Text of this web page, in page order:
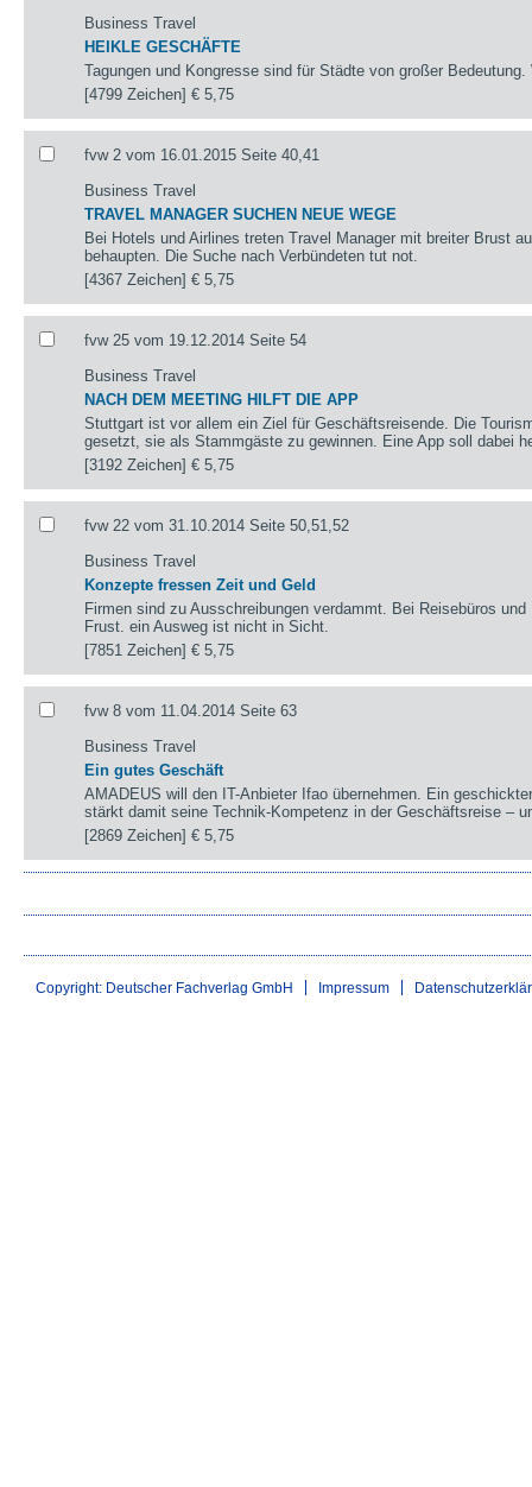
Business Travel
HEIKLE GESCHÄFTE
Tagungen und Kongresse sind für Städte von großer
[4799 Zeichen]€ 5,75
fvw 2 vom 16.01.2015 Seite 40,41
Business Travel
TRAVEL MANAGER SUCHEN NEUE WEGE
Bei Hotels und Airlines treten Travel Manager mit breiter Brust
behaupten. Die Suche nach Verbündeten tut not.
[4367 Zeichen]€ 5,75
fvw 25 vom 19.12.2014 Seite 54
Business Travel
NACH DEM MEETING HILFT DIE APP
Stuttgart ist vor allem ein Ziel für Geschäftsreisende. Die
gesetzt, sie als Stammgäste zu gewinnen. Eine App soll dabei
[3192 Zeichen]€ 5,75
fvw 22 vom 31.10.2014 Seite 50,51,52
Business Travel
Konzepte fressen Zeit und Geld
Firmen sind zu Ausschreibungen verdammt. Bei Reisebüros
Frust. ein Ausweg ist nicht in Sicht.
[7851 Zeichen]€ 5,75
fvw 8 vom 11.04.2014 Seite 63
Business Travel
Ein gutes Geschäft
AMADEUS will den IT-Anbieter Ifao übernehmen. Ein
stärkt damit seine Technik-Kompetenz in der Geschäftsreise –
[2869 Zeichen]€ 5,75
Copyright: Deutscher Fachverlag GmbH Impressum